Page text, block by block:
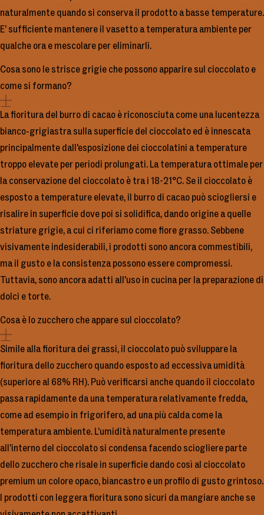
naturalmente quando si conserva il prodotto a basse temperature.
E’ sufficiente mantenere il vasetto a temperatura ambiente per
qualche ora e mescolare per eliminarli.
Cosa sono le strisce grigie che possono apparire sul cioccolato e
come si formano?
La fioritura del burro di cacao è riconosciuta come una lucentezza
bianco-grigiastra sulla superficie del cioccolato ed è innescata
principalmente dall'esposizione dei cioccolatini a temperature
troppo elevate per periodi prolungati. La temperatura ottimale per
la conservazione del cioccolato è tra i 18-21°C. Se il cioccolato è
esposto a temperature elevate, il burro di cacao può sciogliersi e
risalire in superficie dove poi si solidifica, dando origine a quelle
striature grigie, a cui ci riferiamo come fiore grasso. Sebbene
visivamente indesiderabili, i prodotti sono ancora commestibili,
ma il gusto e la consistenza possono essere compromessi.
Tuttavia, sono ancora adatti all'uso in cucina per la preparazione di
dolci e torte.
Cosa è lo zucchero che appare sul cioccolato?
Simile alla fioritura dei grassi, il cioccolato può sviluppare la
fioritura dello zucchero quando esposto ad eccessiva umidità
(superiore al 68% RH). Può verificarsi anche quando il cioccolato
passa rapidamente da una temperatura relativamente fredda,
come ad esempio in frigorifero, ad una più calda come la
temperatura ambiente. L’umidità naturalmente presente
all’interno del cioccolato si condensa facendo sciogliere parte
dello zucchero che risale in superficie dando così al cioccolato
premium un colore opaco, biancastro e un profilo di gusto grintoso.
I prodotti con leggera fioritura sono sicuri da mangiare anche se